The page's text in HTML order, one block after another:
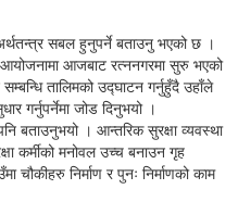
अर्थतन्त्र सबल हुनुपर्ने बताउनु भएको छ ।
आयोजनामा आजबाट रत्ननगरमा सुरु भएको
तालिमको उद्घाटन गर्नुहुँदै उहाँले
गर्नुपर्नेमा जोड दिनुभयो ।
बताउनुभयो । आन्तरिक सुरक्षा व्यवस्था
कर्मीको मनोवल उच्च बनाउन गृह
चौकीहरु निर्माण र पुनः निर्माणको काम